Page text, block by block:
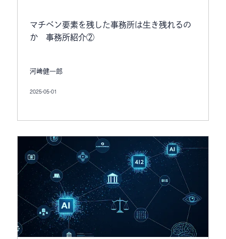
マチベン要素を残した事務所は生き残れるの
か 事務所紹介②
河﨑健一郎
2025-05-01